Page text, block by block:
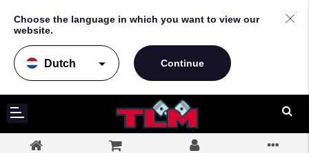
Choose the language in which you want to view our
website.
arrow_drop_down